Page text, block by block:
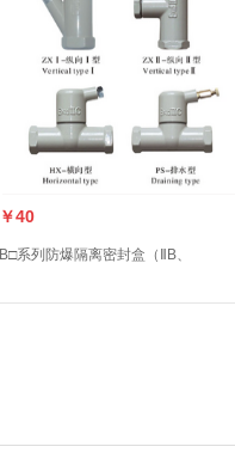
￥40
B□系列防爆隔离密封盒（ⅡB、